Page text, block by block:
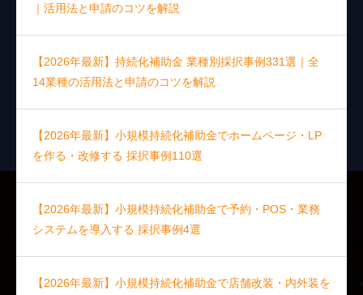
｜活用法と申請のコツを解説
【2026年最新】持続化補助金 業種別採択事例331選｜全
14業種の活用法と申請のコツを解説
【2026年最新】小規模持続化補助金でホームページ・LP
を作る・改修する 採択事例110選
【2026年最新】小規模持続化補助金で予約・POS・業務
システムを導入する 採択事例4選
【2026年最新】小規模持続化補助金で店舗改装・内外装を